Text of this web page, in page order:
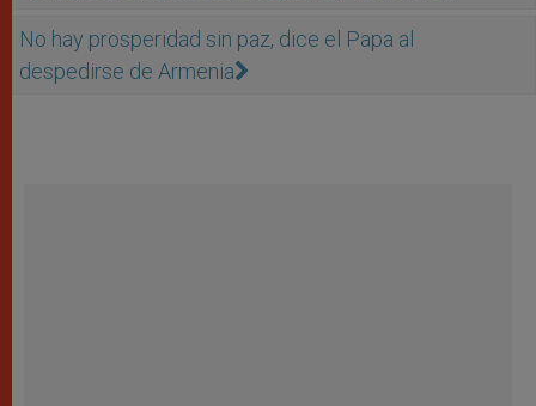
No hay prosperidad sin paz, dice el Papa al
despedirse de Armenia